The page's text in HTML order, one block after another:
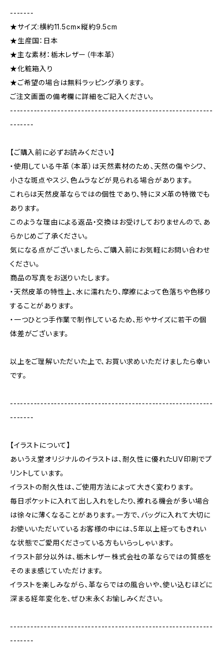
-------
★サイズ:横約11.5cm×縦約9.5cm
★生産国：日本
★主な素材：栃木レザー（牛本革）
★化粧箱入り
★ご希望の場合は無料ラッピング承ります。
ご注文画面の備考欄に詳細をご記入ください。
------------------------------------------------------------
-------
【ご購入前に必ずお読みください】
・使用している牛革（本革）は天然素材のため、天然の傷やシワ、
小さな斑点やスジ、色ムラなどが見られる場合があります。
これらは天然皮革ならではの個性であり、特にヌメ革の特徴でも
あります。
このような理由による返品・交換はお受けしておりませんので、あ
らかじめご了承ください。
気になる点がございましたら、ご購入前にお気軽にお問い合わせ
ください。
商品の写真をお送りいたします。
・天然皮革の特性上、水に濡れたり、摩擦によって色落ちや色移り
することがあります。
・一つひとつ手作業で制作しているため、形やサイズに若干の個
体差がございます。
以上をご理解いただいた上で、お買い求めいただけましたら幸い
です。
------------------------------------------------------------
-------
【イラストについて】
あいうえ堂オリジナルのイラストは、耐久性に優れたUV印刷でプ
リントしています。
イラストの耐久性は、ご使用方法によって大きく変わります。
毎日ポケットに入れて出し入れをしたり、擦れる機会が多い場合
は徐々に薄くなることがあります。一方で、バッグに入れて大切に
お使いいただいているお客様の中には、5年以上経ってもきれい
な状態でご愛用くださっている方もいらっしゃいます。
イラスト部分以外は、栃木レザー株式会社の革ならではの質感を
そのまま感じていただけます。
イラストを楽しみながら、革ならではの風合いや、使い込むほどに
深まる経年変化を、ぜひ末永くお愉しみください。
------------------------------------------------------------
-------